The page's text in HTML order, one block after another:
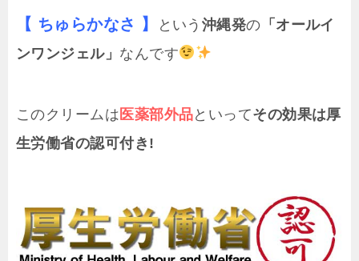
【 ちゅらかなさ 】 という 沖縄発の 「オールイ
ンワンジェル」 なんです
このクリームは 医薬部外品といってその効果は厚
生労働省の認可付き!